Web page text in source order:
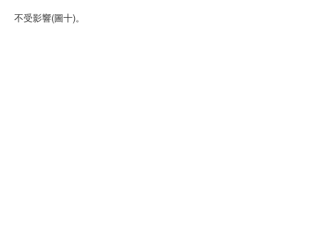
不受影響(圖十)。